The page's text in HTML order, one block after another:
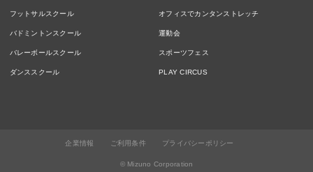
フットサルスクール
バドミントンスクール
バレーボールスクール
ダンススクール
オフィスでカンタンストレッチ
運動会
スポーツフェス
PLAY CIRCUS
企業情報 ご利用条件 プライバシーポリシー
© Mizuno Corporation